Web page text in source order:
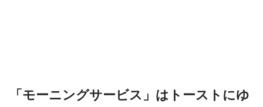
「モーニングサービス」はトーストにゆ